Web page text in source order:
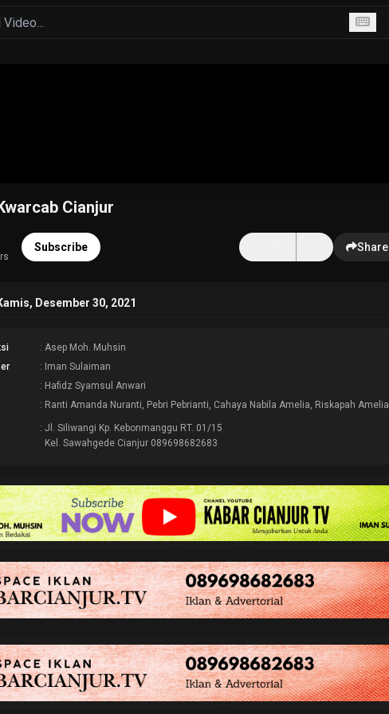
Cianjur
Subscribe Share
Desember 30, 2021
: Asep Moh. Muhsin
: Iman Sulaiman
: Hafidz Syamsul Anwari
: Ranti Amanda Nuranti, Pebri Pebrianti, Cahaya Nabila Amelia, Riskapah Amelia
: Jl. Siliwangi Kp. Kebonmanggu RT. 01/15
Kel. Sawahgede Cianjur 089698682683